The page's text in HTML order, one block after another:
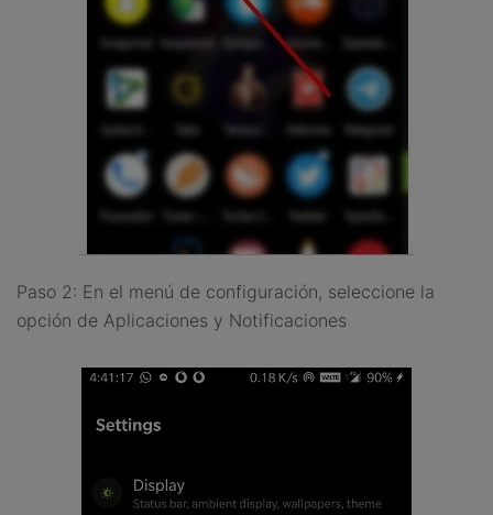
Paso 2: En el menú de configuración, seleccione la
opción de Aplicaciones y Notificaciones